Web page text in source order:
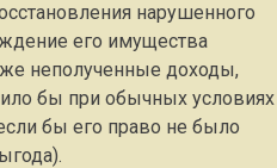
нарушенного
его имущества
неполученные доходы,
бы при обычных условиях
бы его право не было